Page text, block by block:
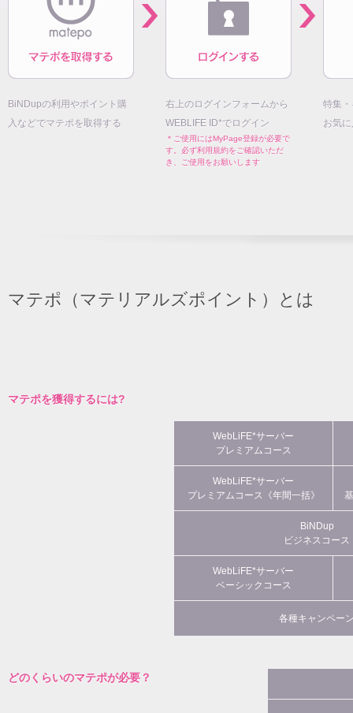
BiNDupの利用やポイント購
入などでマテポを取得する
右上のログインフォームから
WEBLIFE ID*でログイン
＊ご使用にはMyPage登録が必要で
す。必ず利用規約をご確認いただ
き、ご使用をお願いします
特集
お気
マテポ（マテリアルズポイント）とは
マテポを獲得するには?
WebLiFE*サーバー
プレミアムコース
WebLiFE*サーバー
プレミアムコース《年間一括》
BiNDup
ビジネスコース
WebLiFE*サーバー
ベーシックコース
各種キャンペー
どのくらいのマテポが必要？